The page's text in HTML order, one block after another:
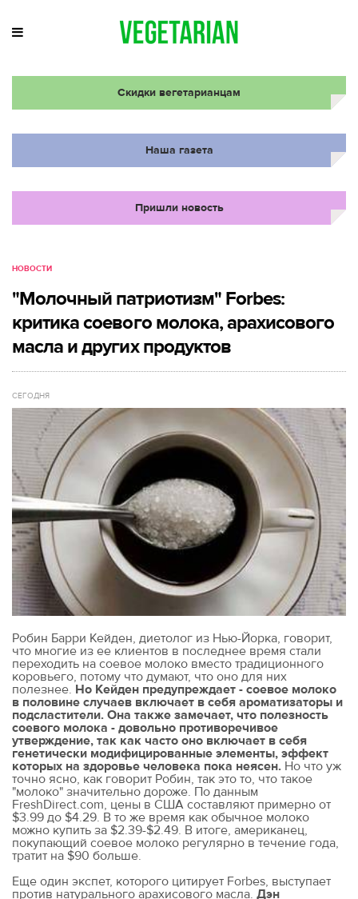
Скидки вегетарианцам
Наша газета
Пришли новость
НОВОСТИ
"Молочный патриотизм" Fоrbes:
критика соевого молока, арахисового
масла и других продуктов
СЕГОДНЯ
Робин Барри Кейден, диетолог из Нью-Йорка, говорит,
что многие из ее клиентов в последнее время стали
переходить на соевое молоко вместо традиционного
коровьего, потому что думают, что оно для них
полезнее. Но Кейден предупреждает - соевое молоко
в половине случаев включает в себя ароматизаторы и
подсластители. Она также замечает, что полезность
соевого молока - довольно противоречивое
утверждение, так как часто оно включает в себя
генетически модифицированные элементы, эффект
которых на здоровье человека пока неясен. Но что уж
точно ясно, как говорит Робин, так это то, что такое
"молоко" значительно дороже. По данным
FreshDirect.com, цены в США составляют примерно от
$3.99 до $4.29. В то же время как обычное молоко
можно купить за $2.39-$2.49. В итоге, американец,
покупающий соевое молоко регулярно в течение года,
тратит на $90 больше.
Еще один экспет, которого цитирует Forbes, выступает
против натурального арахисового масла. Дэн